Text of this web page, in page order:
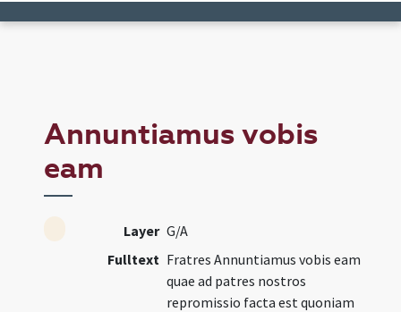
Annuntiamus vobis
eam
Layer G/A
Fulltext Fratres Annuntiamus vobis eam
quae ad patres nostros
repromissio facta est quoniam